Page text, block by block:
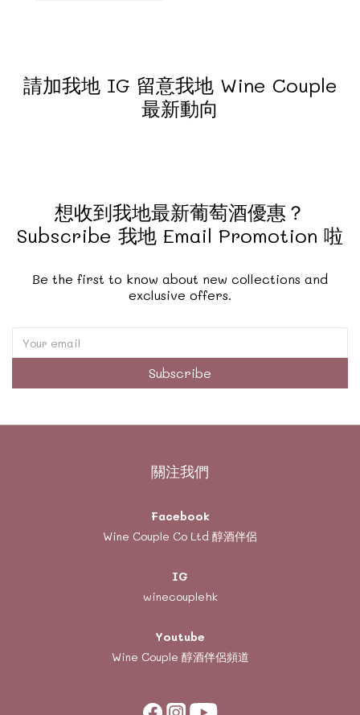
請加我地 IG 留意我地 Wine Couple
最新動向
想收到我地最新葡萄酒優惠？
Subscribe 我地 Email Promotion 啦
Be the first to know about new collections and
exclusive offers.
Subscribe
關注我們
Facebook
Wine Couple Co Ltd 醇酒伴侶
IG
winecouplehk
Youtube
Wine Couple 醇酒伴侶頻道